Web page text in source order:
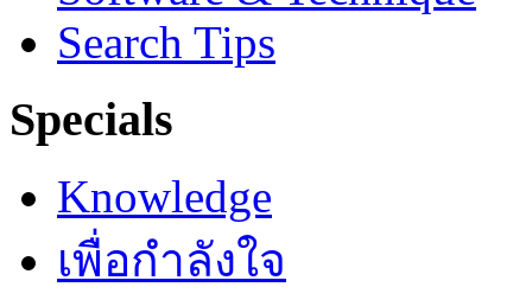
Search Tips
Specials
Knowledge
เพื่อกำลังใจ